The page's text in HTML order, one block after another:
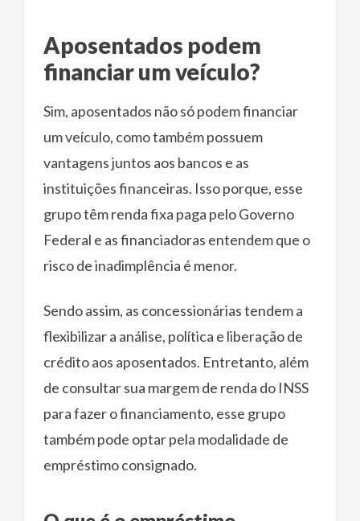
Aposentados podem
financiar um veículo?
Sim, aposentados não só podem financiar
um veículo, como também possuem
vantagens juntos aos bancos e as
instituições financeiras. Isso porque, esse
grupo têm renda fixa paga pelo Governo
Federal e as financiadoras entendem que o
risco de inadimplência é menor.
Sendo assim, as concessionárias tendem a
flexibilizar a análise, política e liberação de
crédito aos aposentados. Entretanto, além
de consultar sua margem de renda do INSS
para fazer o financiamento, esse grupo
também pode optar pela modalidade de
empréstimo consignado.